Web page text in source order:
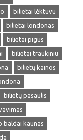
bilietai lėktuvu
bilietai londonas
bilietai pigus
bilietai traukiniu
bilietų kainos
bilietų pasaulis
baldai kaunas